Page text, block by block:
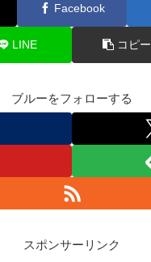
Facebook
LINE コピー
ブルーをフォローする
スポンサーリンク